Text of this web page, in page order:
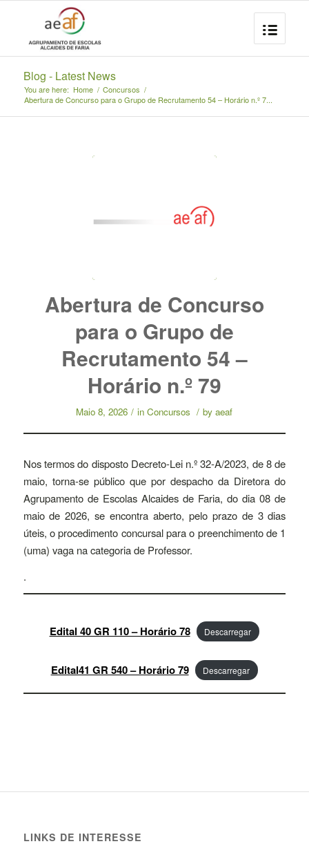
Blog - Latest News
You are here: Home / Concursos /
Abertura de Concurso para o Grupo de Recrutamento 54 – Horário n.º 7...
Abertura de Concurso
para o Grupo de
Recrutamento 54 –
Horário n.º 79
Maio 8, 2026 / inConcursos / byaeaf
Nos termos do disposto Decreto-Lei n.º 32-A/2023, de 8 de
maio, torna-se público que por despacho da Diretora do
Agrupamento de Escolas Alcaides de Faria, do dia 08 de
maio de 2026, se encontra aberto, pelo prazo de 3 dias
úteis, o procedimento concursal para o preenchimento de 1
(uma) vaga na categoria de Professor.
.
Edital 40 GR 110 – Horário 78 Descarregar
Edital41 GR 540 – Horário 79 Descarregar
LINKS DE INTERESSE